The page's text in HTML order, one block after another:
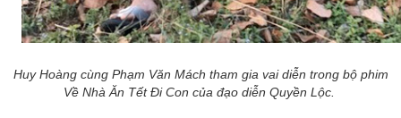
Huy Hoàng cùng Phạm Văn Mách tham gia vai diễn trong bộ phim
Về Nhà Ăn Tết Đi Con của đạo diễn Quyền Lộc.